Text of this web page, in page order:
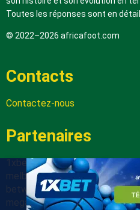
Toutes les réponses sont en
© 2022–2026 africafoot.com
Contacts
Contactez-nous
Partenaires
1xbetapk.africafoot.com
melbet.africafoot.com
betwinnerapp.africafoot.com
megapari.africafoot.com